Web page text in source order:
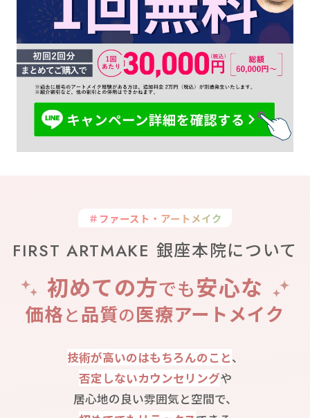
＃ファースト・アートメイク
FIRST ARTMAKE 銀座本院について
初めての方でも安心な
価格と品質の医療アートメイク
技術が高いのはもちろんのこと、
否定しないカウンセリングや
居心地の良い雰囲気と空間で、